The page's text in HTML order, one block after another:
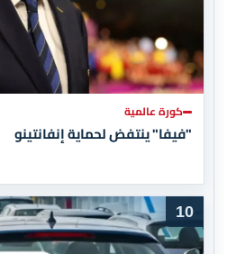
كورة عالمية
"فيفا" ينتفض لحماية إنفانتينو
10